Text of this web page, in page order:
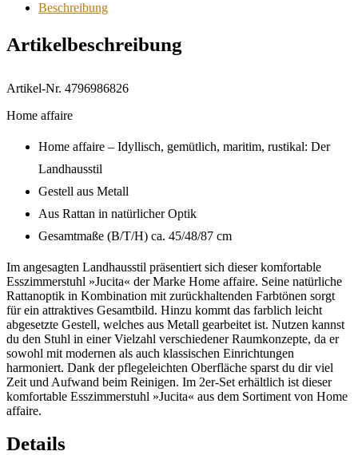
Beschreibung
Artikelbeschreibung
Artikel-Nr. 4796986826
Home affaire
Home affaire – Idyllisch, gemütlich, maritim, rustikal: Der
Landhausstil
Gestell aus Metall
Aus Rattan in natürlicher Optik
Gesamtmaße (B/T/H) ca. 45/48/87 cm
Im angesagten Landhausstil präsentiert sich dieser komfortable
Esszimmerstuhl »Jucita« der Marke Home affaire. Seine natürliche
Rattanoptik in Kombination mit zurückhaltenden Farbtönen sorgt
für ein attraktives Gesamtbild. Hinzu kommt das farblich leicht
abgesetzte Gestell, welches aus Metall gearbeitet ist. Nutzen kannst
du den Stuhl in einer Vielzahl verschiedener Raumkonzepte, da er
sowohl mit modernen als auch klassischen Einrichtungen
harmoniert. Dank der pflegeleichten Oberfläche sparst du dir viel
Zeit und Aufwand beim Reinigen. Im 2er-Set erhältlich ist dieser
komfortable Esszimmerstuhl »Jucita« aus dem Sortiment von Home
affaire.
Details